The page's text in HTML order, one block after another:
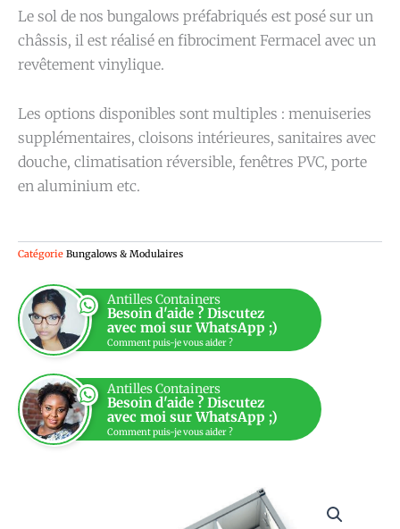
Le sol de nos bungalows préfabriqués est posé sur un
châssis, il est réalisé en fibrociment Fermacel avec un
revêtement vinylique.
Les options disponibles sont multiples : menuiseries
supplémentaires, cloisons intérieures, sanitaires avec
douche, climatisation réversible, fenêtres PVC, porte
en aluminium etc.
Catégorie Bungalows & Modulaires
Antilles Containers
Besoin d'aide ? Discutez
avec moi sur WhatsApp ;)
Comment puis-je vous aider ?
Antilles Containers
Besoin d'aide ? Discutez
avec moi sur WhatsApp ;)
Comment puis-je vous aider ?